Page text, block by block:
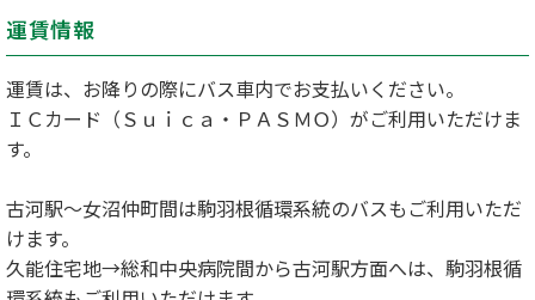
運賃情報
運賃は、お降りの際にバス車内でお支払いください。
ＩＣカード（Ｓｕｉｃａ・ＰＡＳＭＯ）がご利用いただけま
す。
古河駅～女沼仲町間は駒羽根循環系統のバスもご利用いただ
けます。
久能住宅地→総和中央病院間から古河駅方面へは、駒羽根循